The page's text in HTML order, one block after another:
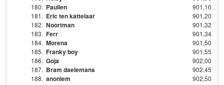
180. Paulien
901,10
181. Eric ten kattelaar
901,20
182. Noortman
901,32
183. Ferr
901,34
184. Morena
901,50
185. Franky boy
901,55
186. Goja
902,00
187. Bram daelemans
902,45
188. anoniem
902,50